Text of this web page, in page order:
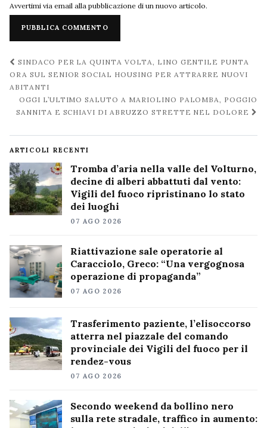
Avvertimi via email alla pubblicazione di un nuovo articolo.
Navigazione
post
SINDACO PER LA QUINTA VOLTA, LINO GENTILE PUNTA
ORA SUL SENIOR SOCIAL HOUSING PER ATTRARRE NUOVI
ABITANTI
OGGI L’ULTIMO SALUTO A MARIOLINO PALOMBA, POGGIO
SANNITA E SCHIAVI DI ABRUZZO STRETTE NEL DOLORE
ARTICOLI RECENTI
Tromba d’aria nella valle del Volturno,
decine di alberi abbattuti dal vento:
Vigili del fuoco ripristinano lo stato
dei luoghi
07 AGO 2026
Riattivazione sale operatorie al
Caracciolo, Greco: “Una vergognosa
operazione di propaganda”
07 AGO 2026
Trasferimento paziente, l’elisoccorso
atterra nel piazzale del comando
provinciale dei Vigili del fuoco per il
rendez-vous
07 AGO 2026
Secondo weekend da bollino nero
sulla rete stradale, traffico in aumento: